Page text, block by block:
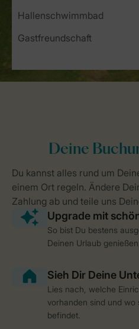
Hallenschwimmbad
Gastfreundschaft
So bist Du bestens
Deinen Urlaub genießen.
Lies nach, welche
vorhanden sind und
befindet.